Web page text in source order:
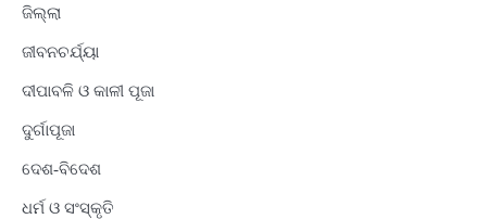
ଜିଲ୍ଲା
ଜୀବନଚର୍ଯ୍ୟା
ଦୀପାବଳି ଓ କାଳୀ ପୂଜା
ଦୁର୍ଗାପୂଜା
ଦେଶ-ବିଦେଶ
ଧର୍ମ ଓ ସଂସ୍କୃତି